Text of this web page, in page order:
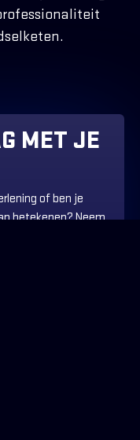
MET JE
of ben je
betekenen? Neem